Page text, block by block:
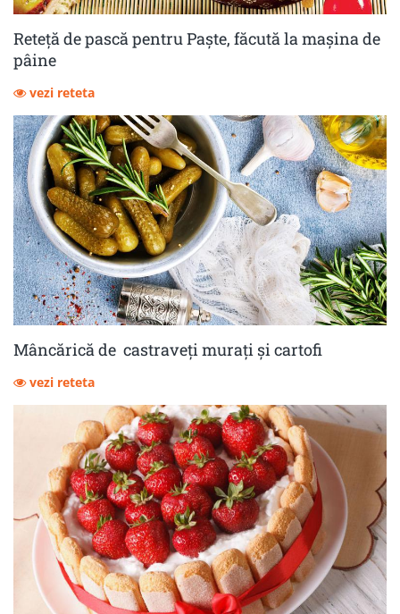
Reteță de pască pentru Paște, făcută la mașina de
pâine
vezi reteta
Mâncărică de castraveţi muraţi şi cartofi
vezi reteta